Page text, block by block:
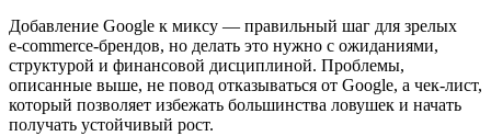
Добавление Google к миксу — правильный шаг для зрелых
e‑commerce‑брендов, но делать это нужно с ожиданиями,
структурой и финансовой дисциплиной. Проблемы,
описанные выше, не повод отказываться от Google, а чек‑лист,
который позволяет избежать большинства ловушек и начать
получать устойчивый рост.